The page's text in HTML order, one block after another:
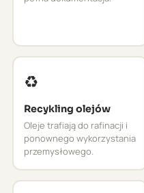
♻️
Recykling olejów
Oleje trafiają do rafinacji i
ponownego wykorzystania
przemysłowego.